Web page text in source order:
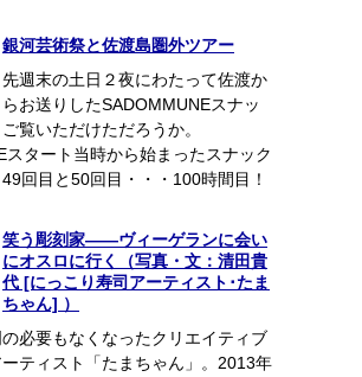
銀河芸術祭と佐渡島圏外ツアー
先週末の土日２夜にわたって佐渡か
らお送りしたSADOMMUNEスナッ
覧いただけただろうか。
スタート当時から始まったスナック
回目と50回目・・・100時間目！
笑う彫刻家――ヴィーゲランに会い
にオスロに行く（写真・文：清田貴
代 [にっこり寿司アーティスト･たま
ちゃん] ）
必要もなくなったクリエイティブ
ティスト「たまちゃん」。2013年